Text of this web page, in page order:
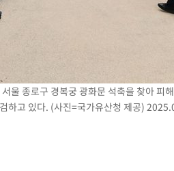
울 종로구 경복궁 광화문 석축을 찾아 피
하고 있다. (사진=국가유산청 제공)